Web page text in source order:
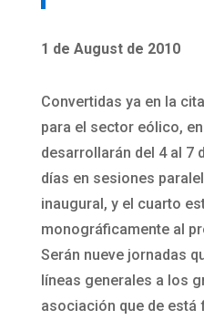
1 de August de 2010
Convertidas ya en la
para el sector eólico,
desarrollarán del 4 al 7
días en sesiones
inaugural, y el cuarto
monográficamente al
Serán nueve jornadas
líneas generales a los
asociación que de está